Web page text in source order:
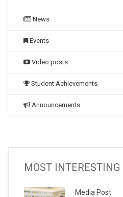
News
Events
Video posts
Student Achievements
Announcements
MOST INTERESTING
Media Post